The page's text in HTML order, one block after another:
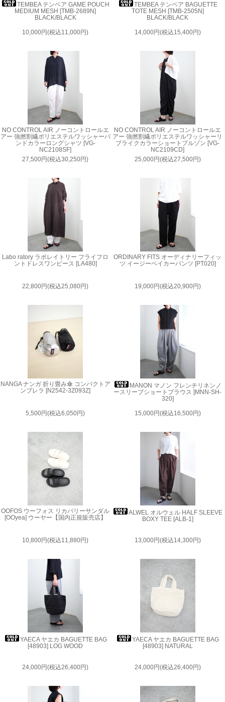
TEMBEA テンベア GAME POUCH
MEDIUM MESH [TMB-2689N]
BLACK/BLACK
10,000円(税込11,000円)
TEMBEA テンベア BAGUETTE
TOTE MESH [TMB-2505N]
BLACK/BLACK
14,000円(税込15,400円)
NO CONTROL AIR ノーコントロールエ
アー 強撚割繊ポリエステルワッシャーバ
ンドカラーロングシャツ [VG-
NC2108SF]
27,500円(税込30,250円)
NO CONTROL AIR ノーコントロールエ
アー 強撚割繊ポリエステルワッシャーリ
ブライクカラーショートブルゾン [VG-
NC2109CD]
25,000円(税込27,500円)
Labo ratory ラボレイトリー フライフロ
ントドレスワンピース [LA480]
22,800円(税込25,080円)
ORDINARY FITS オーディナリーフィッ
ツ イージーベイカーパンツ [PT020]
19,000円(税込20,900円)
NANGA ナンガ 折り畳み傘 コンパクトア
ンブレラ [N2542-3Z093Z]
5,500円(税込6,050円)
MANON マノン フレンチリネンノ
ースリーブショートブラウス [MNN-SH-
320]
15,000円(税込16,500円)
OOFOS ウーフォス リカバリーサンダル
[OOyea] ウーヤー【国内正規販売店】
10,800円(税込11,880円)
ALWEL オルウェル HALF SLEEVE
BOXY TEE [ALB-1]
13,000円(税込14,300円)
YAECA ヤエカ BAGUETTE BAG
[48903] LOG WOOD
24,000円(税込26,400円)
YAECA ヤエカ BAGUETTE BAG
[48903] NATURAL
24,000円(税込26,400円)